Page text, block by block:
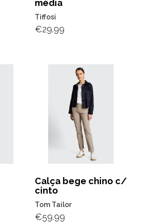
média
Tiffosi
€29.99
Calça bege chino c/
cinto
Tom Tailor
€59.99